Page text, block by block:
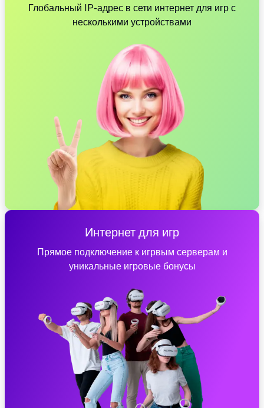
Глобальный IP-адрес в сети интернет для игр с
несколькими устройствами
Интернет для игр
Прямое подключение к игрвым серверам и
уникальные игровые бонусы